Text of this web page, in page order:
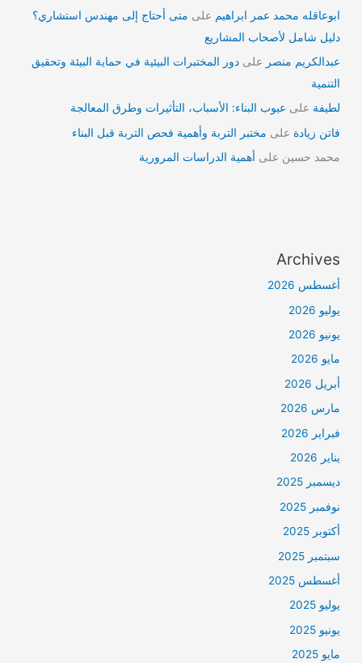
ابوعاقله محمد عمر ابراهيم على متى أحتاج إلى مهندس استشاري؟
دليل شامل لأصحاب المشاريع
عبدالكريم منصر علىدور المختبرات البيئية في حماية البيئة وتحقيق
التنمية
لطيفة على عيوب البناء: الأسباب، التأثيرات وطرق المعالجة
فاتن زيادة على مختبر التربة وأهمية فحص التربة قبل البناء
محمد حسين على أهمية الدراسات المرورية
Archives
أغسطس 2026
يوليو 2026
يونيو 2026
مايو 2026
أبريل 2026
مارس 2026
فبراير 2026
يناير 2026
ديسمبر 2025
نوفمبر 2025
أكتوبر 2025
سبتمبر 2025
أغسطس 2025
يوليو 2025
يونيو 2025
مايو 2025